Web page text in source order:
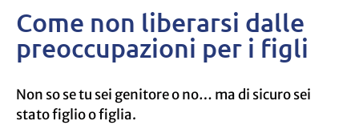
Come non liberarsi dalle
preoccupazioni per i figli
Non so se tu sei genitore o no… ma di sicuro sei
stato figlio o figlia.